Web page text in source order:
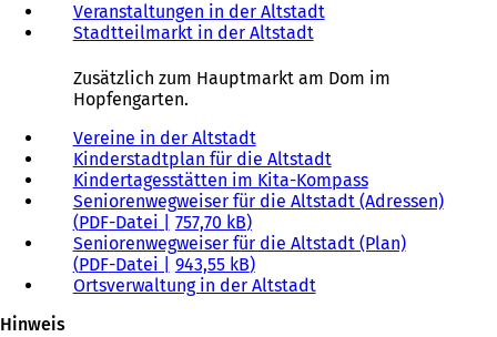
Veranstaltungen in der Altstadt
Stadtteilmarkt in der Altstadt
Zusätzlich zum Hauptmarkt am Dom im
Hopfengarten.
Vereine in der Altstadt
Kinderstadtplan für die Altstadt
Kindertagesstätten im Kita-Kompass
Seniorenwegweiser für die Altstadt (Adressen)
PDF-Datei
757,70 kB
Seniorenwegweiser für die Altstadt (Plan)
PDF-Datei
943,55 kB
Ortsverwaltung in der Altstadt
Hinweis